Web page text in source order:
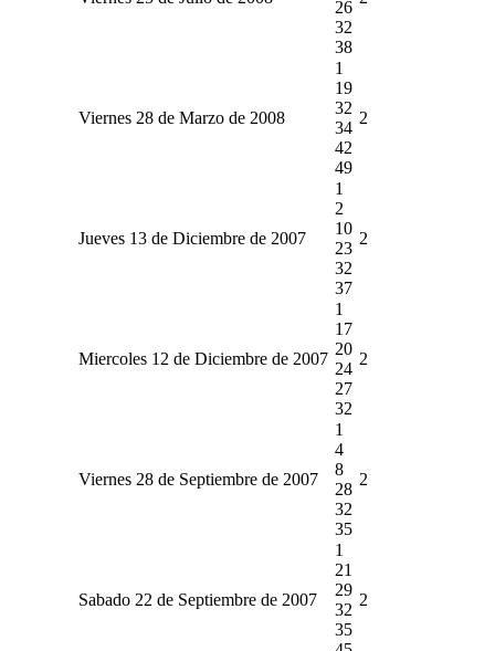
26
32
38
Viernes 28 de Marzo de 2008
1
19
32
34
42
49
2
Jueves 13 de Diciembre de 2007
1
2
10
23
32
37
2
Miercoles 12 de Diciembre de 2007
1
17
20
24
27
32
2
Viernes 28 de Septiembre de 2007
1
4
8
28
32
35
2
Sabado 22 de Septiembre de 2007
1
21
29
32
35
2